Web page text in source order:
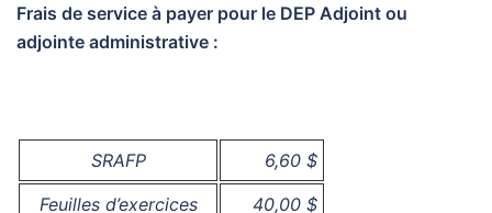
Frais de service à payer pour le DEP Adjoint ou
adjointe administrative :
SRAFP
6,60 $
Feuilles d’exercices
40,00 $